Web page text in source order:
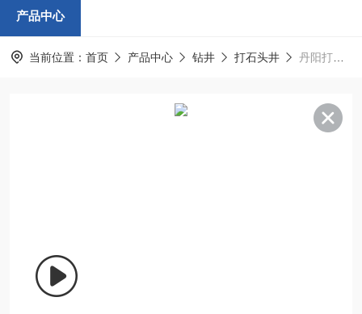
产品中心
当前位置： 首页 产品中心 钻井 打石头井 丹阳打井,丹阳专业打水井-免费上门考察